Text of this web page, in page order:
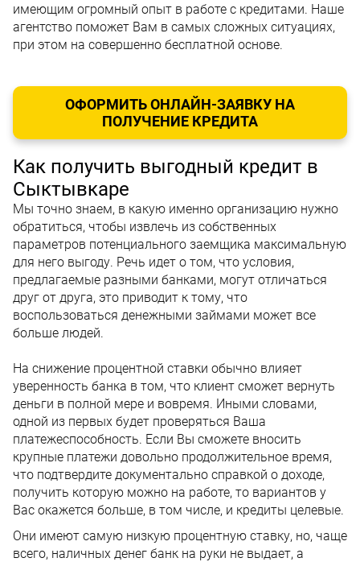
имеющим огромный опыт в работе с кредитами. Наше
агентство поможет Вам в самых сложных ситуациях,
при этом на совершенно бесплатной основе.
ОФОРМИТЬ ОНЛАЙН-ЗАЯВКУ НА
ПОЛУЧЕНИЕ КРЕДИТА
Как получить выгодный кредит в
Сыктывкаре
Мы точно знаем, в какую именно организацию нужно
обратиться, чтобы извлечь из собственных
параметров потенциального заемщика максимальную
для него выгоду. Речь идет о том, что условия,
предлагаемые разными банками, могут отличаться
друг от друга, это приводит к тому, что
воспользоваться денежными займами может все
больше людей.
На снижение процентной ставки обычно влияет
уверенность банка в том, что клиент сможет вернуть
деньги в полной мере и вовремя. Иными словами,
одной из первых будет проверяться Ваша
платежеспособность. Если Вы сможете вносить
крупные платежи довольно продолжительное время,
что подтвердите документально справкой о доходе,
получить которую можно на работе, то вариантов у
Вас окажется больше, в том числе, и кредиты целевые.
Они имеют самую низкую процентную ставку, но, чаще
всего, наличных денег банк на руки не выдает, а